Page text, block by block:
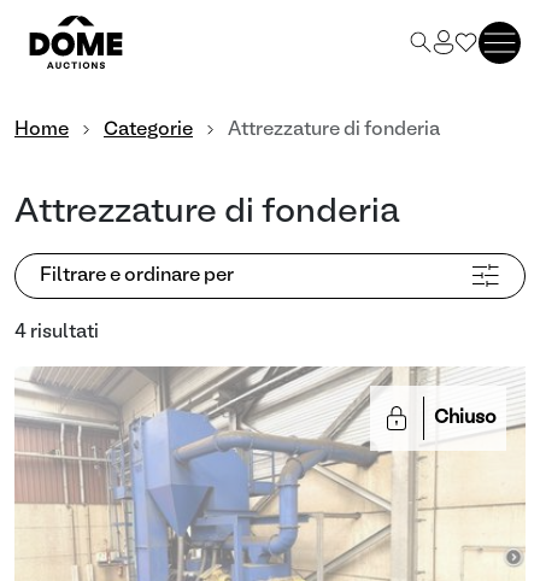
Home Categorie Attrezzature di fonderia
Attrezzature di fonderia
Filtrare e ordinare per
4 risultati
Chiuso